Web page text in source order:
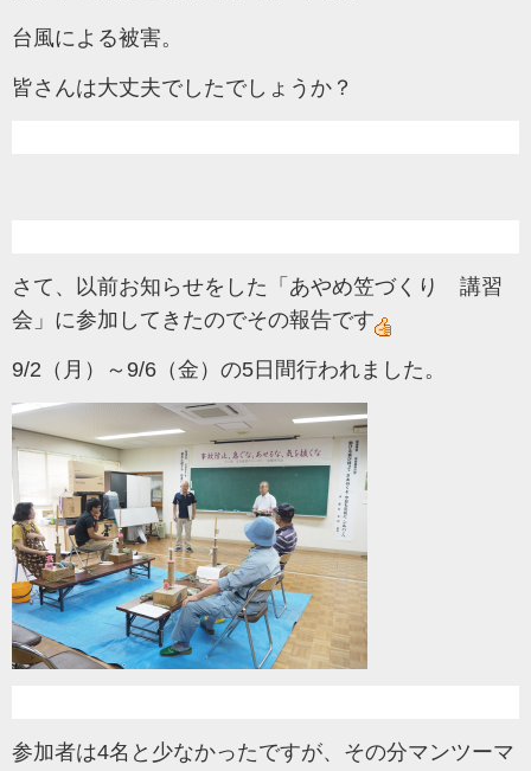
台風による被害。
皆さんは大丈夫でしたでしょうか？
さて、以前お知らせをした「あやめ笠づくり 講習
会」 に参加してきたのでその報告です
9/2（月）～9/6（金）の5日間行われました。
参加者は4名と少なかったですが、その分マンツーマ